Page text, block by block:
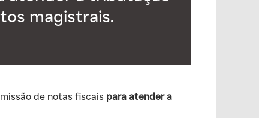
magistrais.
de notas fiscais para atender a